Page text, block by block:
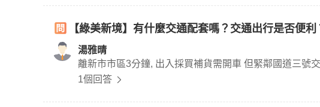
【綠美新境】有什麼交通配套嗎？交通出行是否便利
湯雅晴
離新市市區3分鐘, 出入採買補貨需開車 但緊鄰國道
1個回答